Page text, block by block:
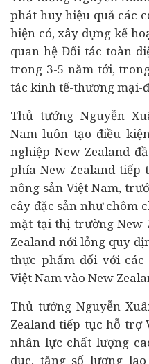
phát huy hiệu quả các
hiện có, xây dựng kế
quan hệ Đối tác toàn
trong 3-5 năm tới,
tác kinh tế-thương mại-
Thủ tướng Nguyễn
Nam luôn tạo điều
nghiệp New Zealand
phía New Zealand
nông sản Việt Nam,
cây đặc sản như chôm
mặt tại thị trường New
Zealand nới lỏng quy
thực phẩm đối với
Việt Nam vào New
Thủ tướng Nguyễn
Zealand tiếp tục hỗ trợ
nhân lực chất lượng
dục, tăng số lượng